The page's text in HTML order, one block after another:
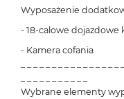
Wyposażenie
- 18-calowe dojazdowe
- Kamera cofania
Wybrane elementy